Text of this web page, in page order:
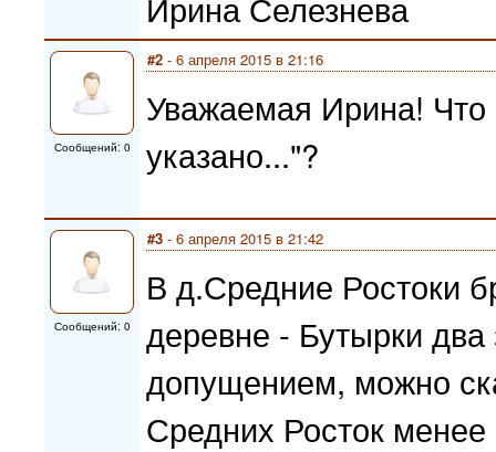
Сообщений: 0
#2 - 6 апреля 2015 в 21:16
Уважаемая Ирина!
указано..."?
Сообщений: 0
#3 - 6 апреля 2015 в 21:42
В д.Средние Ростоки
деревне - Бутырки
допущением, можно
Средних Росток